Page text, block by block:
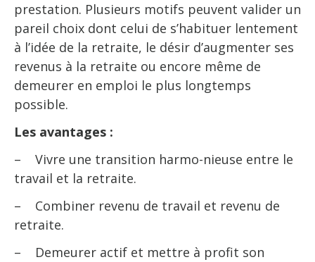
prestation. Plusieurs motifs peuvent valider un
pareil choix dont celui de s’habituer lentement
à l’idée de la retraite, le désir d’augmenter ses
revenus à la retraite ou encore même de
demeurer en emploi le plus longtemps
possible.
Les avantages :
– Vivre une transition harmo-nieuse entre le
travail et la retraite.
– Combiner revenu de travail et revenu de
retraite.
– Demeurer actif et mettre à profit son